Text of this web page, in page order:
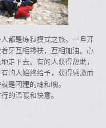
都是炼狱模式之旅。一旦开
牙互相搀扶，互相加油。心
走下去。有的人获得帮助，
的人始终给予，获得感激而
是团建的魂和魄。
的温暖和快意。